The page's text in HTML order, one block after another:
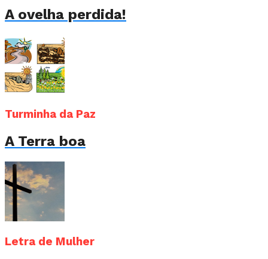
A ovelha perdida!
Turminha da Paz
A Terra boa
Letra de Mulher